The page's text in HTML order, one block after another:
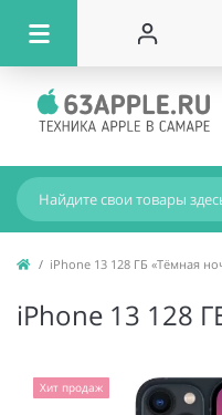
iPhone 13 128 ГБ «Тёмная
iPhone 13 128
Хит продаж